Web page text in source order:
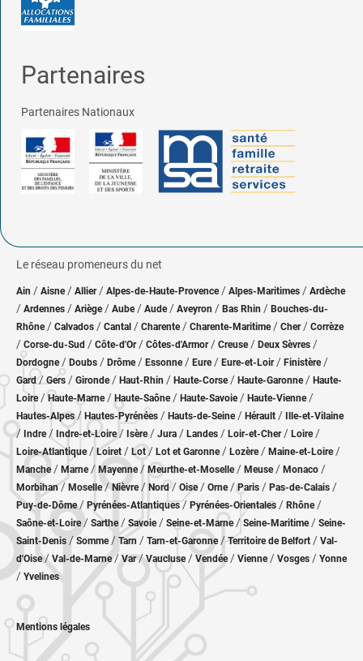
Partenaires
Partenaires Nationaux
Le réseau promeneurs du net
Ain / Aisne/ Allier/ Alpes-de-Haute-Provence / Alpes-Maritimes / Ardèche
/ Ardennes / Ariège/ Aube/ Aude / Aveyron / Bas Rhin / Bouches-du-
Rhône/ Calvados / Cantal / Charente / Charente-Maritime/ Cher / Corrèze
/ Corse-du-Sud / Côte-d'Or / Côtes-d'Armor/ Creuse/ Deux Sèvres /
Dordogne/ Doubs / Drôme/ Essonne / Eure/ Eure-et-Loir / Finistère/
Gard/Gers / Gironde/ Haut-Rhin / Haute-Corse/ Haute-Garonne/ Haute-
Loire/Haute-Marne/ Haute-Saône/ Haute-Savoie/ Haute-Vienne/
Hautes-Alpes/ Hautes-Pyrénées / Hauts-de-Seine/ Hérault / Ille-et-Vilaine
/ Indre/ Indre-et-Loire/ Isère/ Jura / Landes / Loir-et-Cher/ Loire/
Loire-Atlantique/ Loiret / Lot/ Lot et Garonne/ Lozère / Maine-et-Loire/
Manche/ Marne/ Mayenne/ Meurthe-et-Moselle/ Meuse/ Monaco /
Morbihan/ Moselle/ Nièvre / Nord/ Oise / Orne/Paris / Pas-de-Calais /
Puy-de-Dôme/ Pyrénées-Atlantiques / Pyrénées-Orientales / Rhône/
Saône-et-Loire/ Sarthe/ Savoie/ Seine-et-Marne/ Seine-Maritime/ Seine-
Saint-Denis /Somme/ Tarn / Tarn-et-Garonne/Territoire de Belfort / Val-
d'Oise/ Val-de-Marne/Var/Vaucluse/ Vendée/ Vienne/ Vosges / Yonne
/ Yvelines
Mentions légales